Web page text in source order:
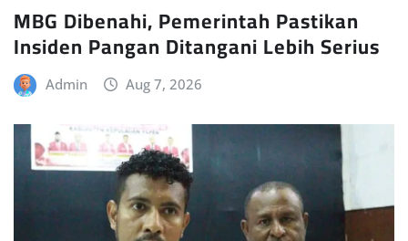
MBG Dibenahi, Pemerintah Pastikan
Insiden Pangan Ditangani Lebih Serius
Admin Aug 7, 2026